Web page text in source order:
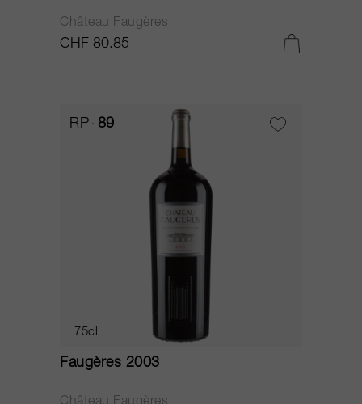
Château Faugères
CHF 80.85
RP 89
75cl
Faugères 2003